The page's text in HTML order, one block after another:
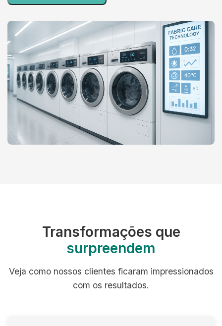
Transformações que
surpreendem
Veja como nossos clientes ficaram impressionados
com os resultados.